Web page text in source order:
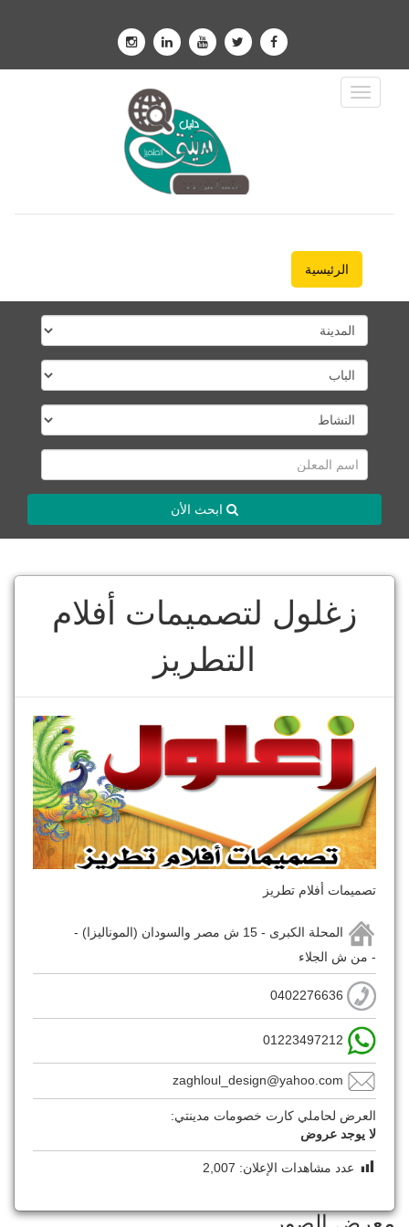
Toggle
Navigation
الرئيسية
ابحث الأن
زغلول لتصميمات أفلام
التطريز
تصميمات أفلام تطريز
المحلة الكبرى - 15 ش مصر والسودان (الموناليزا) -
- من ش الجلاء
zaghloul_design@yahoo.com
العرض لحاملي كارت خصومات مدينتي:
لا يوجد عروض
عدد مشاهدات الإعلان: 2,007